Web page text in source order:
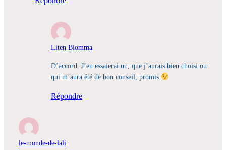
Liten Blomma
D’accord. J’en essaierai un, que j’aurais bien choisi ou
qui m’aura été de bon conseil, promis
Répondre
le-monde-de-lali